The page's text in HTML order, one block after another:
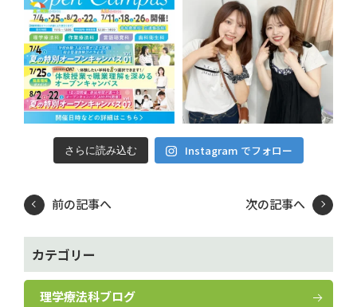
さらに読み込む Instagram でフォロー
前の記事へ 次の記事へ
カテゴリー
理学療法科ブログ